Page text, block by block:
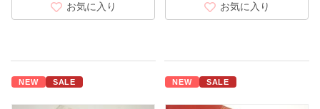
お気に入り お気に入り
NEW SALE NEW SALE